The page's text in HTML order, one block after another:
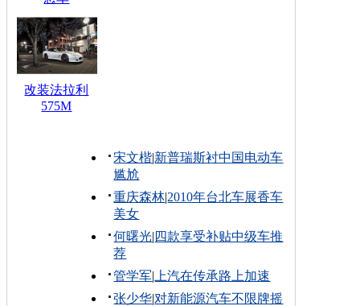
改装法拉利
575M
宋文楷|新普瑞斯衬中国电动车
尴尬
重庆森林|2010年台北车展香车
美女
何曙光| 四款享受补贴中级车推
荐
管学军| 上汽在传承路上加速
张少华|对新能源汽车不限牌摇